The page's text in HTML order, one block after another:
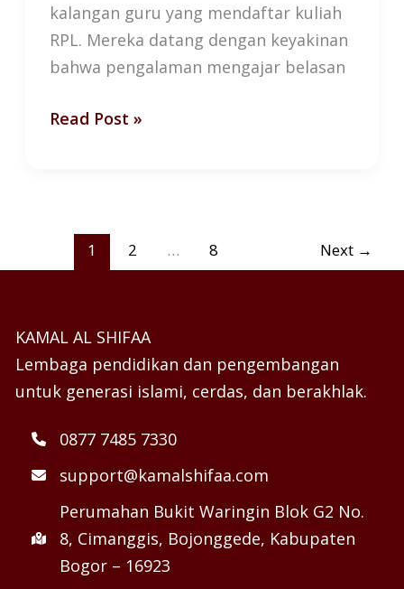
kalangan guru yang mendaftar kuliah
RPL. Mereka datang dengan keyakinan
bahwa pengalaman mengajar belasan
Read Post »
1 2 … 8 Next →
KAMAL AL SHIFAA
Lembaga pendidikan dan pengembangan
untuk generasi islami, cerdas, dan berakhlak.
0877 7485 7330
support@kamalshifaa.com
Perumahan Bukit Waringin Blok G2 No.
8, Cimanggis, Bojonggede, Kabupaten
Bogor – 16923